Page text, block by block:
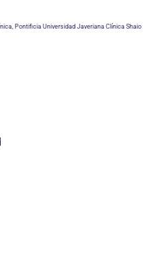
Pontificia Universidad Javeriana Clínica Shaio